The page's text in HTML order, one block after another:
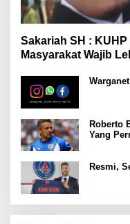
Sakariah SH :
Masyarakat Wajib
Roberto
Yang
Resmi,